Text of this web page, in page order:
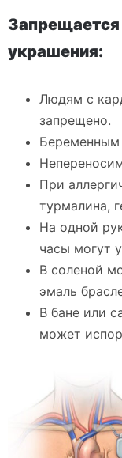
Запрещается
украшения:
Людям с
запрещено.
При
турмалина,
На одной
часы могут
В соленой
эмаль
В бане или
может